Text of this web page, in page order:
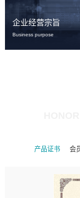
企业经营宗旨
Business purpose
产品证书 会